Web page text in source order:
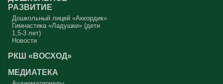
РАЗВИТИЕ
Дошкольный лицей «Аккордик»
Гимнастика «Ладушки» (дети
1,5-3 лет)
Новости
РКШ «ВОСХОД»
МЕДИАТЕКА